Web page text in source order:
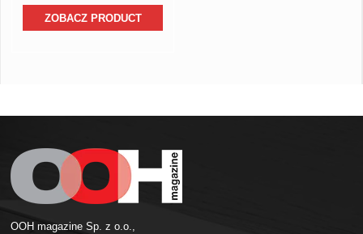
ZOBACZ PRODUCT
OOH magazine Sp. z o.o.,